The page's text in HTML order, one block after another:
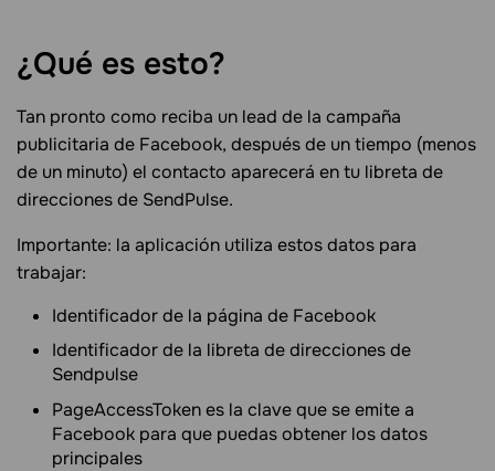
¿Qué es esto?
Tan pronto como reciba un lead de la campaña
publicitaria de Facebook, después de un tiempo (menos
de un minuto) el contacto aparecerá en tu libreta de
direcciones de SendPulse.
Importante: la aplicación utiliza estos datos para
trabajar:
Identificador de la página de Facebook
Identificador de la libreta de direcciones de
Sendpulse
PageAccessToken es la clave que se emite a
Facebook para que puedas obtener los datos
principales